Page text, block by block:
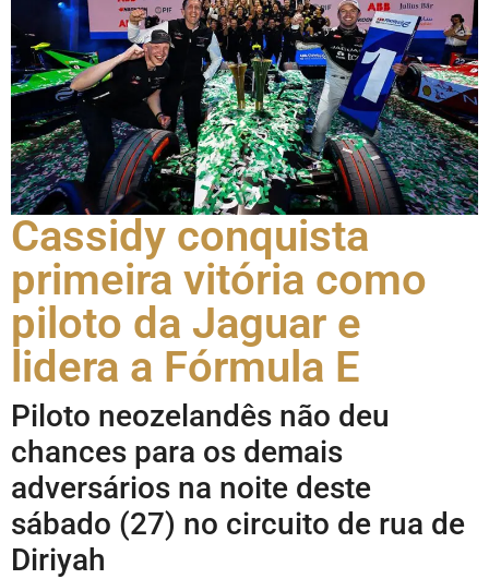
Cassidy conquista
primeira vitória como
piloto da Jaguar e
lidera a Fórmula E
Piloto neozelandês não deu
chances para os demais
adversários na noite deste
sábado (27) no circuito de rua de
Diriyah